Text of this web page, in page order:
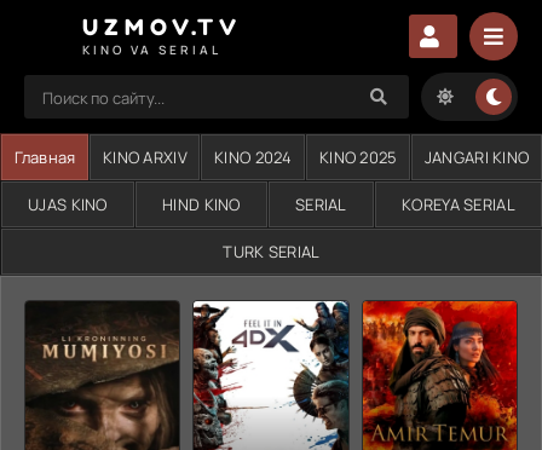
UZMOV.TV
KINO VA SERIAL
Главная KINO ARXIV KINO 2024 KINO 2025 JANGARI KINO
UJAS KINO HIND KINO SERIAL KOREYA SERIAL
TURK SERIAL